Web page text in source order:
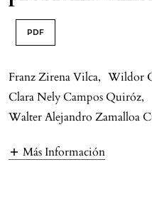
PDF
Franz Zirena Vilca, Wildor
Clara Nely Campos Quiróz,
Walter Alejandro Zamalloa
Más Información